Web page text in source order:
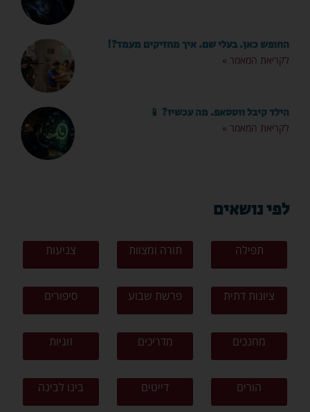
החופש כאן. בעלי שם. איך מחזיקים מעמד?!
לקריאת המאמר »
הילד קיבל ווטסאפ. מה עכשיו? 📱
לקריאת המאמר »
לפי נושאים
תפילה תורה ומצוות צניעות
ציונות דתית פרשת שבוע סיפורים
מחנכים מדריכים זוגיות
הורים דייטים בינו לבינה